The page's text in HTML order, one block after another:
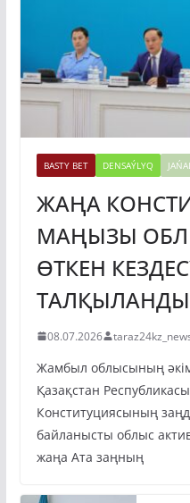
BASTY BET DENSAÝLYQ
ЖАҢА
МАҢЫЗЫ
ӨТКЕН
ТАЛҚЫЛАНДЫ
08.07.2026
Жамбыл облысының
Қазақстан
Конституциясының
байланысты облыс
жаңа Ата заңның